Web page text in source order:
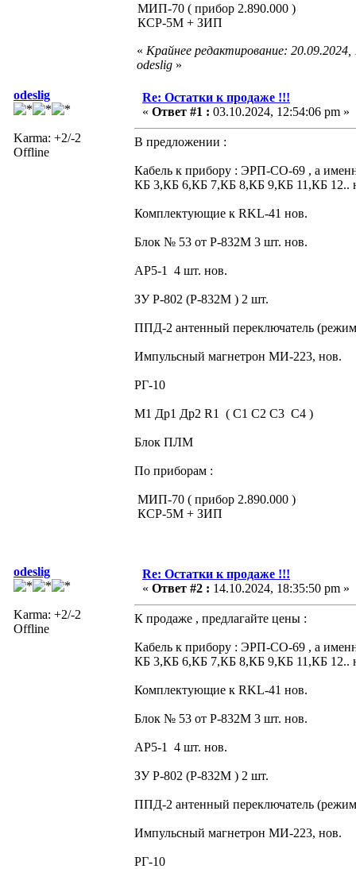
МИП-70 ( прибор 2.890.000 )
КСР-5М + ЗИП
« Крайнее редактирование:
odeslig »
odeslig
Karma: +2/-2
Offline
Re: Остатки к продаже !!!
« Ответ #1 : 03.10.2024, 12:54:06 pm »
В предложении :
Кабель к прибору : ЭРП-СО-69 , а
КБ 3,КБ 6,КБ 7,КБ 8,КБ 9,КБ 11,КБ 12..
Комплектующие к RKL-41 нов.
Блок № 53 от Р-832М 3 шт. нов.
АР5-1 4 шт. нов.
ЗУ Р-802 (Р-832М ) 2 шт.
ППД-2 антенный переключатель
Импульсный магнетрон МИ-223, нов.
РГ-10
М1 Др1 Др2 R1 ( С1 С2 С3 С4 )
Блок ПЛМ
По приборам :
МИП-70 ( прибор 2.890.000 )
КСР-5М + ЗИП
odeslig
Karma: +2/-2
Offline
Re: Остатки к продаже !!!
« Ответ #2 : 14.10.2024, 18:35:50 pm »
К продаже , предлагайте цены :
Кабель к прибору : ЭРП-СО-69 , а
КБ 3,КБ 6,КБ 7,КБ 8,КБ 9,КБ 11,КБ 12..
Комплектующие к RKL-41 нов.
Блок № 53 от Р-832М 3 шт. нов.
АР5-1 4 шт. нов.
ЗУ Р-802 (Р-832М ) 2 шт.
ППД-2 антенный переключатель
Импульсный магнетрон МИ-223, нов.
РГ-10